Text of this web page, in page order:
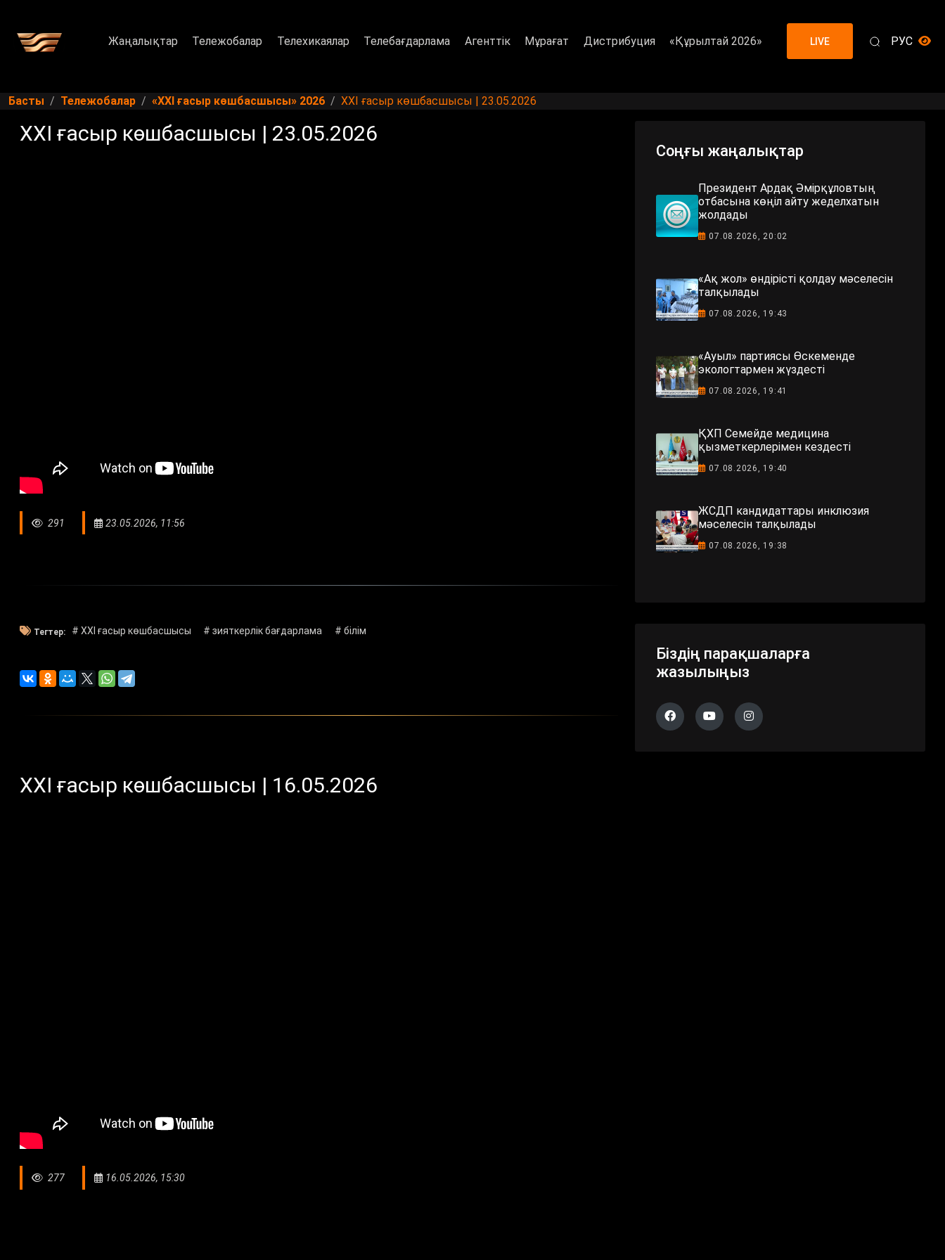
Жаңалықтар Тележобалар Телехикаялар Телебағдарлама Агенттік Мұрағат Дистрибуция «Құрылтай 2026» LIVE РУС
Басты Тележобалар «XXI ғасыр көшбасшысы» 2026 XXI ғасыр көшбасшысы | 23.05.2026
XXI ғасыр көшбасшысы | 23.05.2026
291 23.05.2026, 11:56
Тегтер: # XXI ғасыр көшбасшысы # зияткерлік бағдарлама # білім
Соңғы жаңалықтар
Президент Ардақ Әмірқұловтың
отбасына көңіл айту жеделхатын
жолдады
07.08.2026, 20:02
«Ақ жол» өндірісті қолдау мәселесін
талқылады
07.08.2026, 19:43
«Ауыл» партиясы Өскеменде
экологтармен жүздесті
07.08.2026, 19:41
ҚХП Семейде медицина
қызметкерлерімен кездесті
07.08.2026, 19:40
ЖСДП кандидаттары инклюзия
мәселесін талқылады
07.08.2026, 19:38
Біздің парақшаларға
жазылыңыз
XXI ғасыр көшбасшысы | 16.05.2026
277 16.05.2026, 15:30